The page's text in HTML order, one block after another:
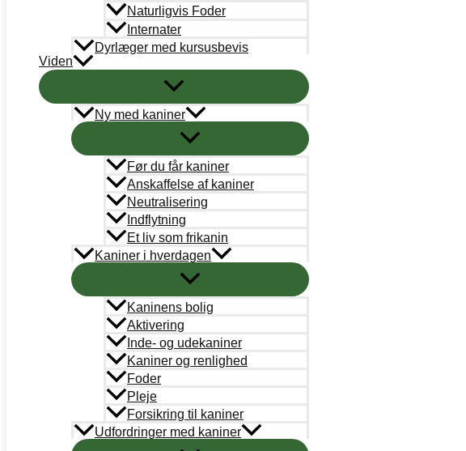
Naturligvis Foder
Internater
Dyrlæger med kursusbevis
Viden
Ny med kaniner
Før du får kaniner
Anskaffelse af kaniner
Neutralisering
Indflytning
Et liv som frikanin
Kaniner i hverdagen
Kaninens bolig
Aktivering
Inde- og udekaniner
Kaniner og renlighed
Foder
Pleje
Forsikring til kaniner
Udfordringer med kaniner
AkutTeam
akutteam@kaninvaernet.dk
NYTTIGE LINKS
Vores arbejde
Bestyrelse
Læringsportal
Kaninregister
Log ind
Bliv medlem
Handelsbetingelser
Abonnementsbetingelser
Cookiepolitik